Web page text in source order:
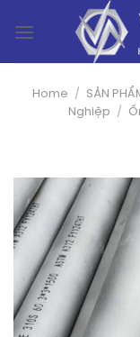
Home / SẢN
Nghiệp
/